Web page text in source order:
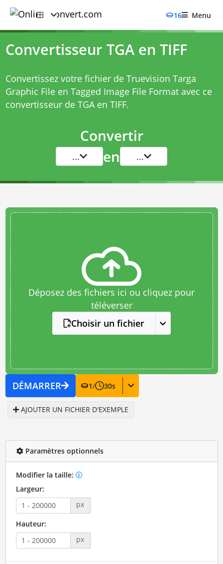
16 Menu
Convertisseur TGA en TIFF
Convertissez votre fichier de Truevision Targa
Graphic File en Tagged Image File Format avec ce
convertisseur de TGA en TIFF.
Convertir
... en ...
Déposez des fichiers ici ou cliquez pour
téléverser
Choisir un fichier
DÉMARRER 1/ 30s
AJOUTER UN FICHIER D'EXEMPLE
Paramètres optionnels
Modifier la taille:
Largeur:
px
Hauteur:
px